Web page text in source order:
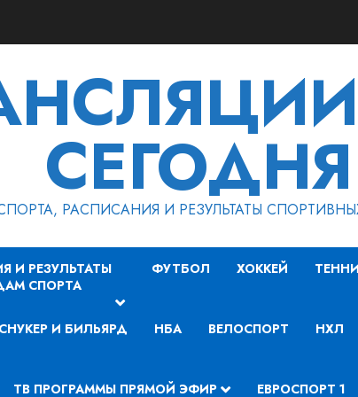
СЕГОДНЯ
РАСПИСАНИЯ И РЕЗУЛЬТАТЫ
И РЕЗУЛЬТАТЫ
СПОРТА
ФУТБОЛ ХОККЕЙ
СНУКЕР И БИЛЬЯРД НБА ВЕЛОСПОРТ НХЛ
ТВ ПРОГРАММЫ ПРЯМОЙ ЭФИР ЕВРОСПОРТ 1